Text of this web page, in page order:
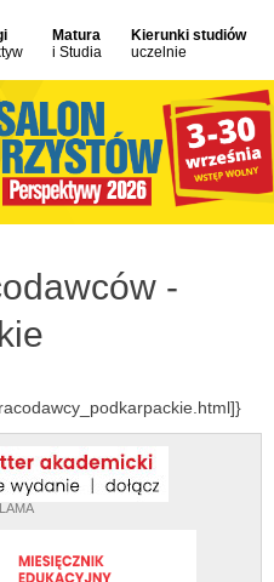
Matura
i Studia
Kierunki studiów
uczelnie
-